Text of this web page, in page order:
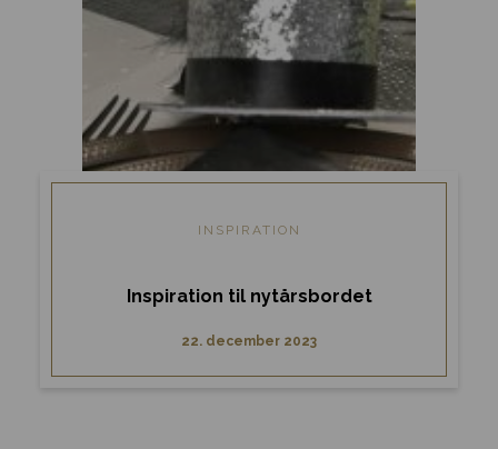
INSPIRATION
Inspiration til nytårsbordet
22. december 2023